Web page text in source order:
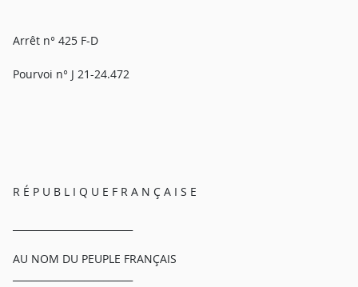
Arrêt n° 425 F-D
Pourvoi n° J 21-24.472
R É P U B L I Q U E F R A N Ç A I S E
AU NOM DU PEUPLE FRANÇAIS